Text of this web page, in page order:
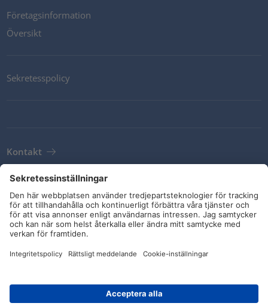
Företagsinformation
Översikt
Sekretesspolicy
Kontakt
Leveransvillkor
Riktlinjer och åtaganden
Sociala medier